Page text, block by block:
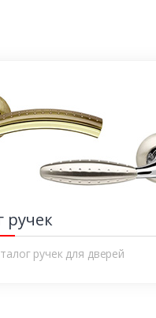
ручек
ручек для дверей